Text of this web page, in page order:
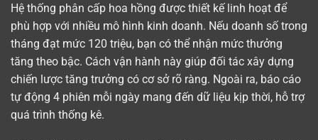
Hệ thống phân cấp hoa hồng được thiết kế linh hoạt để
phù hợp với nhiều mô hình kinh doanh. Nếu doanh số trong
tháng đạt mức 120 triệu, bạn có thể nhận mức thưởng
tăng theo bậc. Cách vận hành này giúp đối tác xây dựng
chiến lược tăng trưởng có cơ sở rõ ràng. Ngoài ra, báo cáo
tự động 4 phiên mỗi ngày mang đến dữ liệu kịp thời, hỗ trợ
quá trình thống kê.